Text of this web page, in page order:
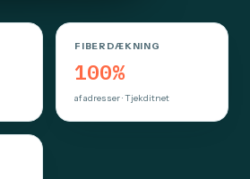
FIBERDÆKNING
100%
af adresser · Tjekditnet